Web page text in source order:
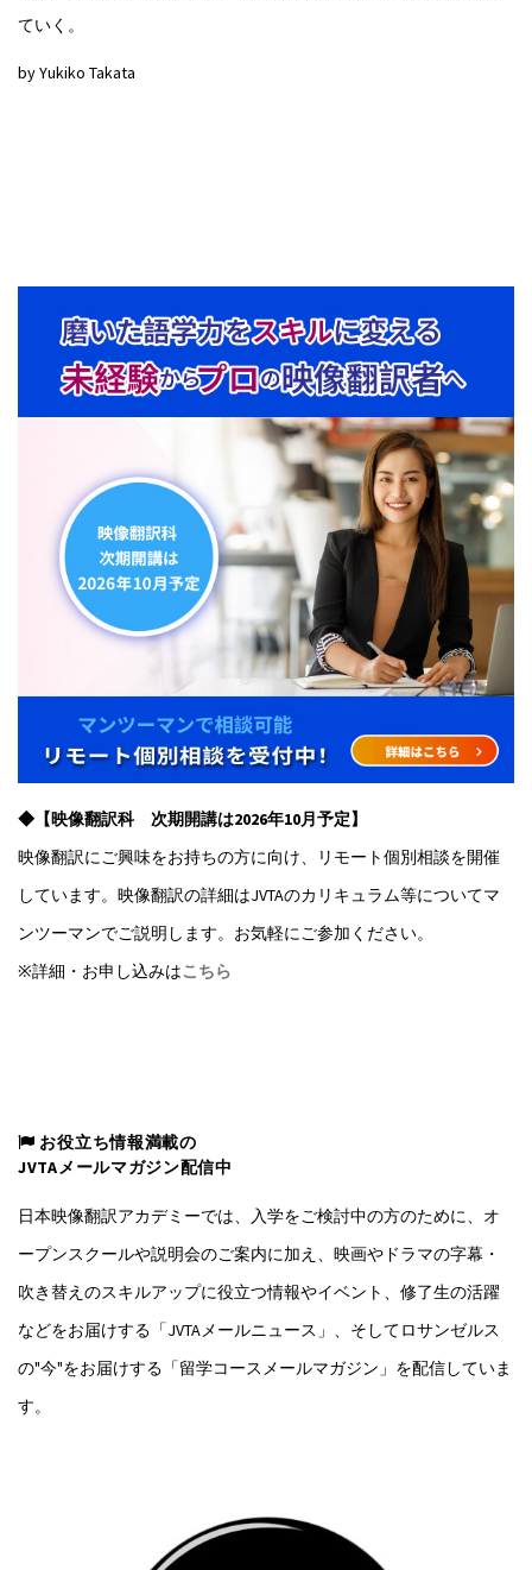
ていく。
by Yukiko Takata
◆【映像翻訳科 次期開講は2026年10月予定】
映像翻訳にご興味をお持ちの方に向け、リモート個別相談を開催
しています。映像翻訳の詳細はJVTAのカリキュラム等についてマ
ンツーマンでご説明します。お気軽にご参加ください。
※詳細・お申し込みはこちら
お役立ち情報満載の
JVTAメールマガジン配信中
日本映像翻訳アカデミーでは、入学をご検討中の方のために、オ
ープンスクールや説明会のご案内に加え、映画やドラマの字幕・
吹き替えのスキルアップに役立つ情報やイベント、修了生の活躍
などをお届けする「JVTAメールニュース」、そしてロサンゼルス
の"今"をお届けする「留学コースメールマガジン」を配信していま
す。